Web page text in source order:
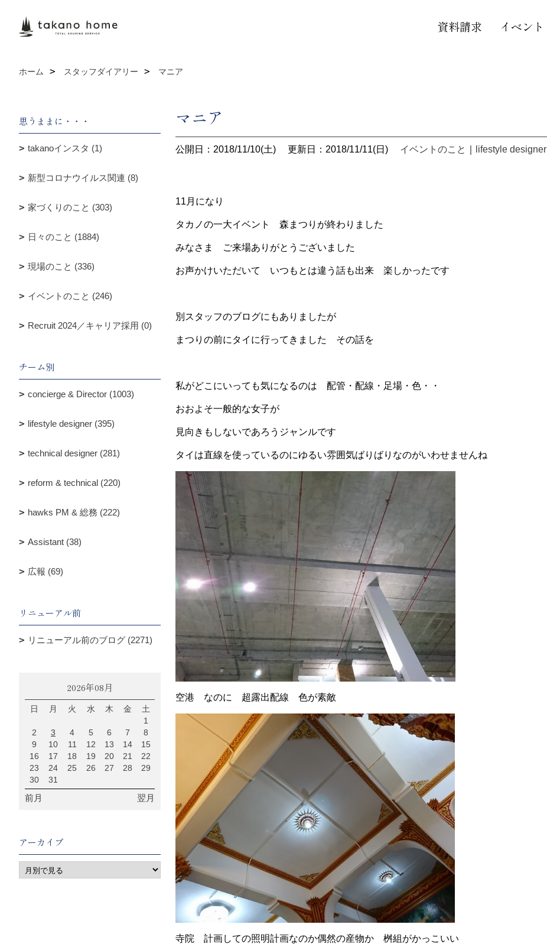
資料請求 イベント
ホーム スタッフダイアリー マニア
マニア
公開日：2018/11/10(土) 更新日：2018/11/11(日) イベントのこと lifestyle designer
11月になり
タカノの一大イベント 森まつりが終わりました
みなさま ご来場ありがとうございました
お声かけいただいて いつもとは違う話も出来 楽しかったです
別スタッフのブログにもありましたが
まつりの前にタイに行ってきました その話を
私がどこにいっても気になるのは 配管・配線・足場・色・・
おおよそ一般的な女子が
見向きもしないであろうジャンルです
タイは直線を使っているのにゆるい雰囲気ばりばりなのがいわせませんね
空港 なのに 超露出配線 色が素敵
寺院 計画しての照明計画なのか偶然の産物か 桝組がかっこいい
思うままに・・・
takanoインスタ (1)
新型コロナウイルス関連 (8)
家づくりのこと (303)
日々のこと (1884)
現場のこと (336)
イベントのこと (246)
Recruit 2024／キャリア採用 (0)
チーム別
concierge & Director (1003)
lifestyle designer (395)
technical designer (281)
reform & technical (220)
hawks PM & 総務 (222)
Assistant (38)
広報 (69)
リニューアル前
リニューアル前のブログ (2271)
2026年08月
日 月 火 水 木 金
土
1
2
3 4 5 6 7
8
9
10 11 12 13 14
15
16
17 18 19 20 21
22
23
24 25 26 27 28
29
30
31
前月 翌月
アーカイブ